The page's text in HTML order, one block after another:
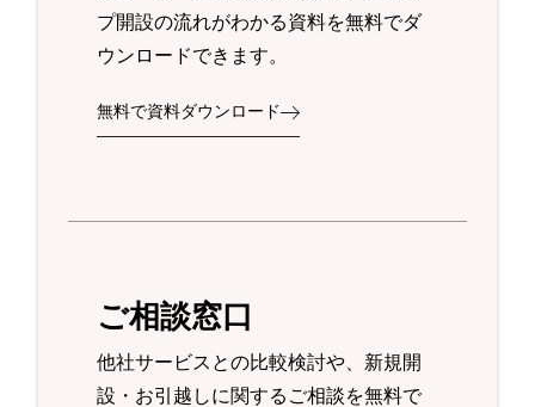
プ開設の流れがわかる資料を無料でダ
ウンロードできます。
無料で資料ダウンロード
ご相談窓口
他社サービスとの比較検討や、新規開
設・お引越しに関するご相談を無料で